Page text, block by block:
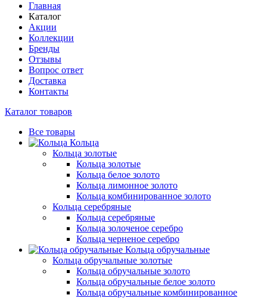
Главная
Каталог
Акции
Коллекции
Бренды
Отзывы
Вопрос ответ
Доставка
Контакты
Каталог товаров
Все товары
Кольца
Кольца золотые
Кольца золотые
Кольца белое золото
Кольца лимонное золото
Кольца комбинированное золото
Кольца серебряные
Кольца серебряные
Кольца золоченое серебро
Кольца черненое серебро
Кольца обручальные
Кольца обручальные золотые
Кольца обручальные золото
Кольца обручальные белое золото
Кольца обручальные комбинированное